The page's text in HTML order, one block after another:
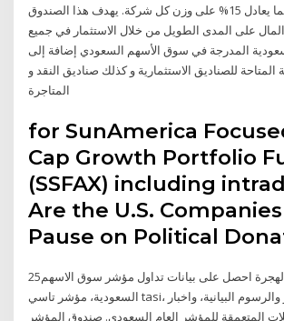
ويطبق حد أقصى بما يعادل 15% على وزن كل شركة. يهدف هذا الصندوق
على المدى الطويل من خلال الاستثمار في جميع
المدرجة في سوق الأسهم السعودي إضافة إلى
المتاحة للصناديق الاستثمارية و كذلك صناديق النقد و
المتاجرة
for SunAmerica
Cap Growth Portfolio
(SSFAX) including
Are the U.S.
Pause on Political
25‏‏/2‏‏/1439 بعد الهجرة احصل على بيانات تداول مؤشر سوق الاسهم
السعودية، مؤشر تاسي tasi، بتدفق مباشر للسعر والرسوم البيانية، واخبار
المتعمقة للمؤشر العام السعودي. صندوق المؤشر